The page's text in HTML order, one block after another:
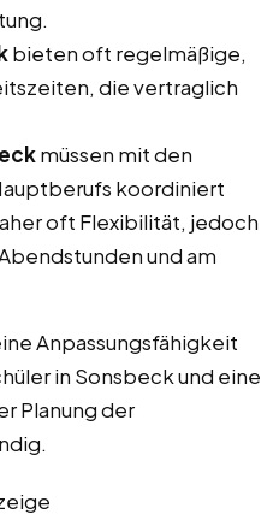
bieten oft regelmäßige,
die vertraglich
müssen mit den
koordiniert
oft Flexibilität, jedoch
und am
Anpassungsfähigkeit
in Sonsbeck und eine
Planung der